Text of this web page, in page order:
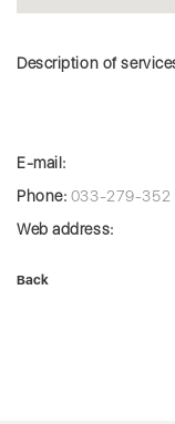
Description of
E-mail:
Phone: 033-279-352
Web address:
Back